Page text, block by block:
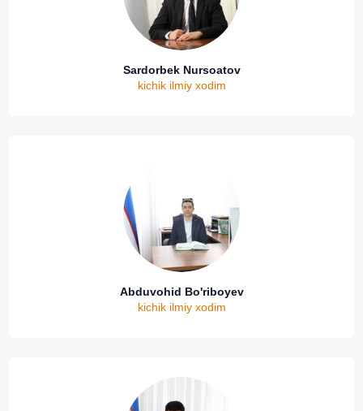
Sardorbek Nursoatov
kichik ilmiy xodim
Abduvohid Bo'riboyev
kichik ilmiy xodim